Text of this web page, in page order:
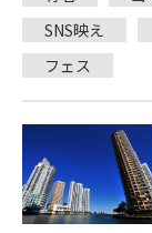
SNS映え
フェス